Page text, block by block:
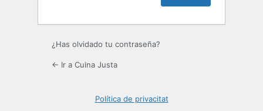
¿Has olvidado tu contraseña?
← Ir a Cuina Justa
Política de privacitat